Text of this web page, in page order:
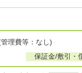
理費等：なし)
保証金/敷引・